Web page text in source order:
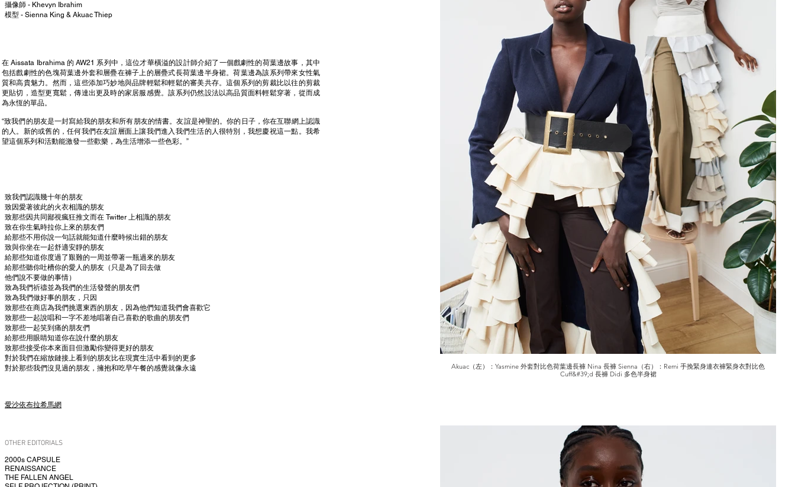
攝像師 - Khevyn Ibrahim
模型 - Sienna King & Akuac Thiep
在 Aissata Ibrahima 的 AW21 系列中，這位才華橫溢的設計師介紹了一個戲劇性的荷葉邊故事，其中
包括戲劇性的色塊荷葉邊外套和層疊在褲子上的層疊式長荷葉邊半身裙。荷葉邊為該系列帶來女性氣
質和高貴魅力。然而，這些添加巧妙地與品牌輕鬆和輕鬆的審美共存。這個系列的剪裁比以往的剪裁
更貼切，造型更寬鬆，傳達出更及時的家居服感覺。該系列仍然設法以高品質面料輕鬆穿著，從而成
為永恆的單品。
“致我們的朋友是一封寫給我的朋友和所有朋友的情書。友誼是神聖的。你的日子，你在互聯網上認識
的人。新的或舊的，任何我們在友誼層面上讓我們進入我們生活的人很特別，我想慶祝這一點。我希
望這個系列和活動能激發一些歡樂，為生活增添一些色彩。”
致我們認識幾十年的朋友
致因愛著彼此的火衣相識的朋友
致那些因共同鄙視瘋狂推文而在 Twitter 上相識的朋友
致在你生氣時拉你上來的朋友們
給那些不用你說一句話就能知道什麼時候出錯的朋友
致與你坐在一起舒適安靜的朋友
給那些知道你度過了艱難的一周並帶著一瓶過來的朋友
給那些聽你吐槽你的愛人的朋友（只是為了回去做
他們說不要做的事情）
致為我們祈禱並為我們的生活發聲的朋友們
致為我們做好事的朋友，只因
致那些在商店為我們挑選東西的朋友，因為他們知道我們會喜歡它
致那些一起說唱和一字不差地唱著自己喜歡的歌曲的朋友們
致那些一起笑到痛的朋友們
給那些用眼睛知道你在說什麼的朋友
致那些接受你本來面目但激勵你變得更好的朋友
對於我們在縮放鏈接上看到的朋友比在現實生活中看到的更多
對於那些我們沒見過的朋友，擁抱和吃早午餐的感覺就像永遠
愛沙依布拉希馬網
OTHER EDITORIALS
2000s CAPSULE
RENAISSANCE
THE FALLEN ANGEL
Akuac（左）：Yasmine 外套對比色荷葉邊長褲 Nina 長褲 Sienna（右）：Remi 手挽緊身連衣褲緊身衣對比色
Cuff&#39;d 長褲 Didi 多色半身裙